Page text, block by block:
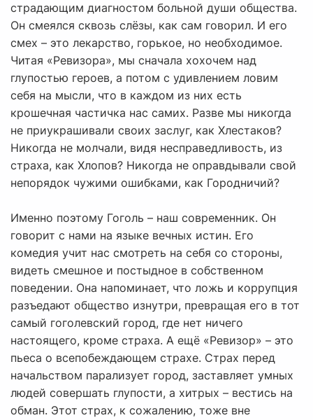
страдающим диагностом больной души общества.
Он смеялся сквозь слёзы, как сам говорил. И его
смех – это лекарство, горькое, но необходимое.
Читая «Ревизора», мы сначала хохочем над
глупостью героев, а потом с удивлением ловим
себя на мысли, что в каждом из них есть
крошечная частичка нас самих. Разве мы никогда
не приукрашивали своих заслуг, как Хлестаков?
Никогда не молчали, видя несправедливость, из
страха, как Хлопов? Никогда не оправдывали свой
непорядок чужими ошибками, как Городничий?
Именно поэтому Гоголь – наш современник. Он
говорит с нами на языке вечных истин. Его
комедия учит нас смотреть на себя со стороны,
видеть смешное и постыдное в собственном
поведении. Она напоминает, что ложь и коррупция
разъедают общество изнутри, превращая его в тот
самый гоголевский город, где нет ничего
настоящего, кроме страха. А ещё «Ревизор» – это
пьеса о всепобеждающем страхе. Страх перед
начальством парализует город, заставляет умных
людей совершать глупости, а хитрых – вестись на
обман. Этот страх, к сожалению, тоже вне